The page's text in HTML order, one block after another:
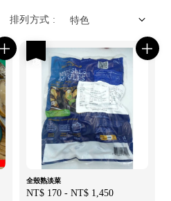
排列方式 :
全殼熟淡菜
Sale
NT$ 170 - NT$ 1,450